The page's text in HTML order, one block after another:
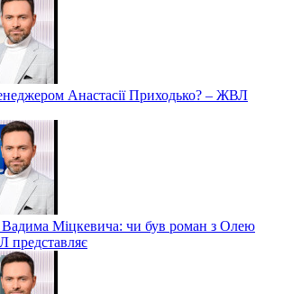
Анастасії Приходько? – ЖВЛ
Вадима Міцкевича: чи був роман з Олею